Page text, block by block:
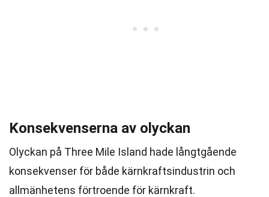
Konsekvenserna av olyckan
Olyckan på Three Mile Island hade långtgående
konsekvenser för både kärnkraftsindustrin och
allmänhetens förtroende för kärnkraft.